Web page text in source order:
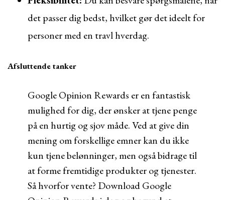
det passer dig bedst, hvilket gør det ideelt for
personer med en travl hverdag.
Afsluttende tanker
Google Opinion Rewards er en fantastisk
mulighed for dig, der ønsker at tjene penge
på en hurtig og sjov måde. Ved at give din
mening om forskellige emner kan du ikke
kun tjene belønninger, men også bidrage til
at forme fremtidige produkter og tjenester.
Så hvorfor vente? Download Google